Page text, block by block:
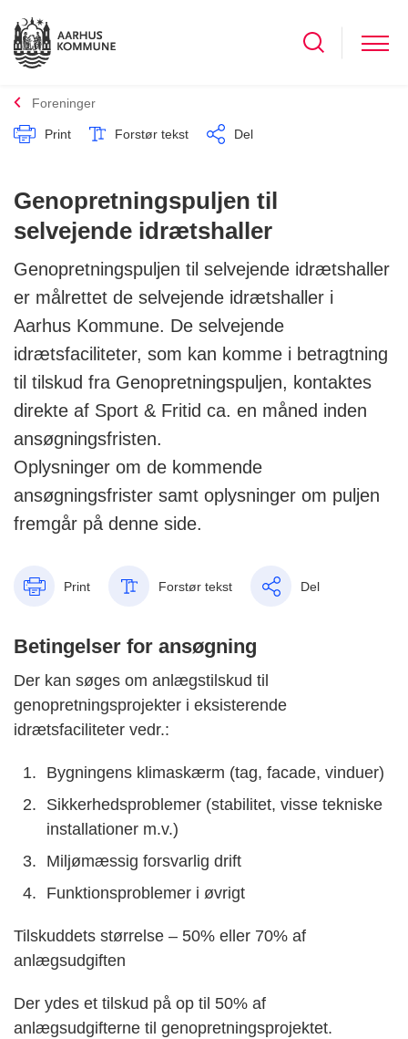
Foreninger
Print Forstør tekst Del
Genopretningspuljen til
selvejende idrætshaller
Genopretningspuljen til selvejende idrætshaller
er målrettet de selvejende idrætshaller i
Aarhus Kommune. De selvejende
idrætsfaciliteter, som kan komme i betragtning
til tilskud fra Genopretningspuljen, kontaktes
direkte af Sport & Fritid ca. en måned inden
ansøgningsfristen.
Oplysninger om de kommende
ansøgningsfrister samt oplysninger om puljen
fremgår på denne side.
Print Forstør tekst Del
Betingelser for ansøgning
Der kan søges om anlægstilskud til
genopretningsprojekter i eksisterende
idrætsfaciliteter vedr.:
Bygningens klimaskærm (tag, facade, vinduer)
Sikkerhedsproblemer (stabilitet, visse tekniske
installationer m.v.)
Miljømæssig forsvarlig drift
Funktionsproblemer i øvrigt
Tilskuddets størrelse – 50% eller 70% af
anlægsudgiften
Der ydes et tilskud på op til 50% af
anlægsudgifterne til genopretningsprojektet.